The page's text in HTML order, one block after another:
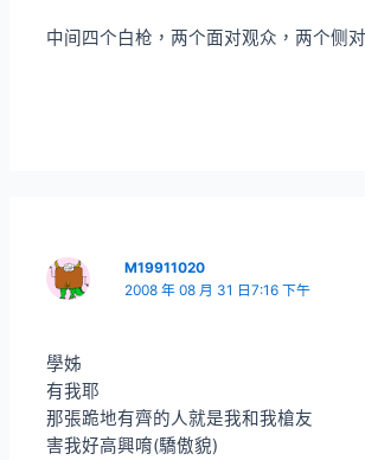
中间四个白枪，两个面对观众，两个侧对
M19911020
2008 年 08 月 31 日7:16 下午
學姊
有我耶
那張跪地有齊的人就是我和我槍友
害我好高興唷(驕傲貌)